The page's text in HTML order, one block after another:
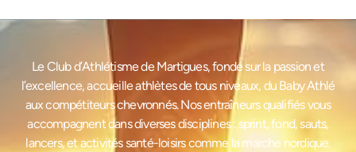
Le Club d’Athlétisme de Martigues, fondé sur la passion et
l’excellence, accueille athlètes de tous niveaux, du Baby Athlé
aux compétiteurs chevronnés. Nos entraîneurs qualifiés vous
accompagnent dans diverses disciplines : sprint, fond, sauts,
lancers, et activités santé-loisirs comme la marche nordique.